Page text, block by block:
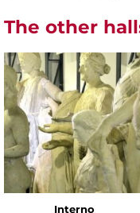
The other
Interno